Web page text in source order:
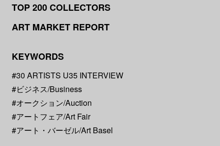
TOP 200 COLLECTORS
ART MARKET REPORT
KEYWORDS
#30 ARTISTS U35 INTERVIEW
#ビジネス/Business
#オークション/Auction
#アートフェア/Art Fair
#アート・バーゼル/Art Basel